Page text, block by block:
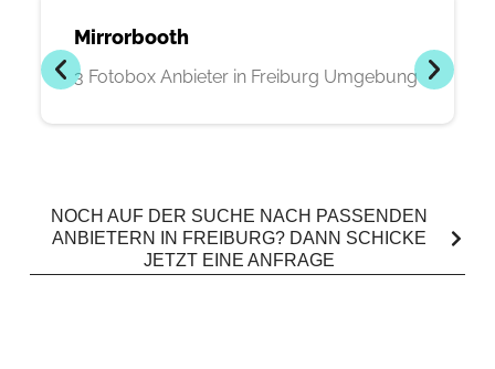
Mirrorbooth
3 Fotobox Anbieter in Freiburg Umgebung
NOCH AUF DER SUCHE NACH PASSENDEN
ANBIETERN IN FREIBURG? DANN SCHICKE
JETZT EINE ANFRAGE